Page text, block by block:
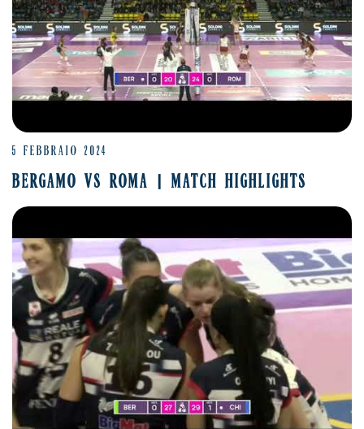
5 FEBBRAIO 2024
BERGAMO VS ROMA | MATCH HIGHLIGHTS